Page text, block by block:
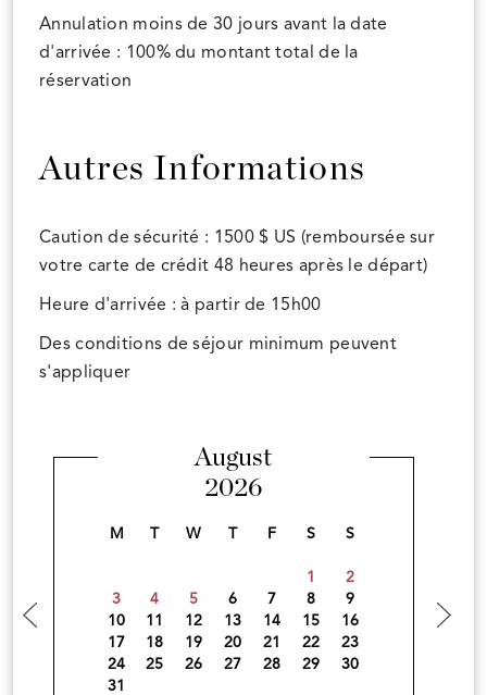
Annulation moins de 30 jours avant la date
d'arrivée : 100% du montant total de la
réservation
Autres Informations
Caution de sécurité : 1500 $ US (remboursée sur
votre carte de crédit 48 heures après le départ)
Heure d'arrivée : à partir de 15h00
Des conditions de séjour minimum peuvent
s'appliquer
August
2026
M T W T F S S
1
2
3
4 5 6 7 8
9
10
11 12 13 14 15
16
17
18 19 20 21 22
23
24
25 26 27 28 29
30
31